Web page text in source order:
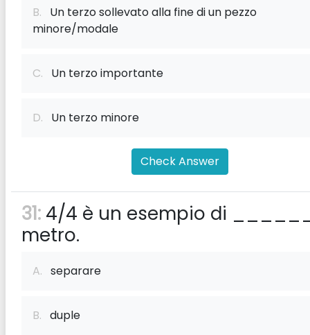
B. Un terzo sollevato alla fine di un pezzo
minore/modale
C. Un terzo importante
D. Un terzo minore
Check Answer
31: 4/4 è un esempio di
metro.
A. separare
B. duple